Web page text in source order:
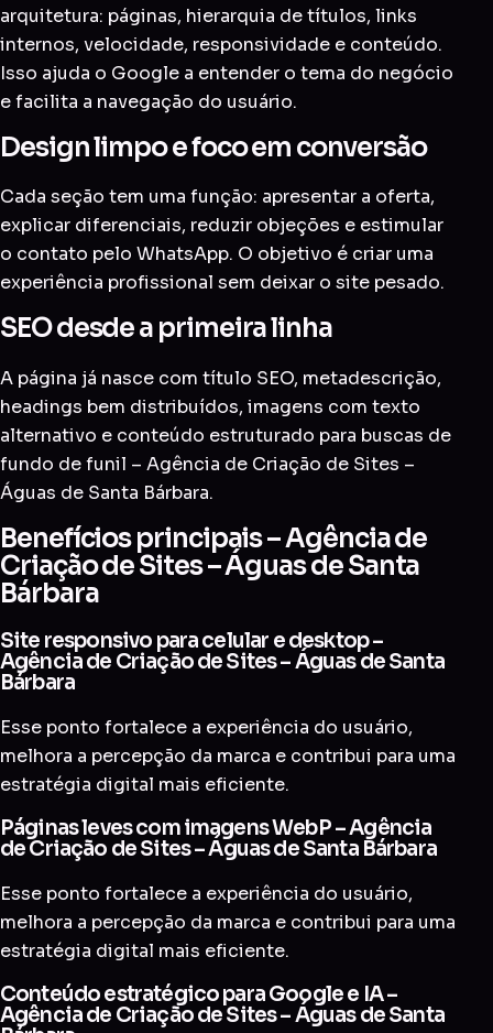
arquitetura: páginas, hierarquia de títulos, links
internos, velocidade, responsividade e conteúdo.
Isso ajuda o Google a entender o tema do negócio
e facilita a navegação do usuário.
Design limpo e foco em conversão
Cada seção tem uma função: apresentar a oferta,
explicar diferenciais, reduzir objeções e estimular
o contato pelo WhatsApp. O objetivo é criar uma
experiência profissional sem deixar o site pesado.
SEO desde a primeira linha
A página já nasce com título SEO, metadescrição,
headings bem distribuídos, imagens com texto
alternativo e conteúdo estruturado para buscas de
fundo de funil – Agência de Criação de Sites –
Águas de Santa Bárbara.
Benefícios principais – Agência de
Criação de Sites – Águas de Santa
Bárbara
Site responsivo para celular e desktop –
Agência de Criação de Sites – Águas de Santa
Bárbara
Esse ponto fortalece a experiência do usuário,
melhora a percepção da marca e contribui para uma
estratégia digital mais eficiente.
Páginas leves com imagens WebP – Agência
de Criação de Sites – Águas de Santa Bárbara
Esse ponto fortalece a experiência do usuário,
melhora a percepção da marca e contribui para uma
estratégia digital mais eficiente.
Conteúdo estratégico para Google e IA –
Agência de Criação de Sites – Águas de Santa